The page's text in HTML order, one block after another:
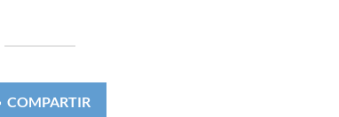
COMPARTIR